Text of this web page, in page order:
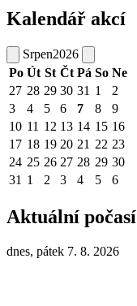
Kalendář akcí
Srpen2026
Po Út St Čt Pá So Ne
27 28 29 30 31 1
2
3
4 5 6 7 8
9
10 11 12 13 14 15 16
17 18 19 20 21 22 23
24 25 26 27 28 29 30
31 1 2 3 4 5 6
Aktuální počasí
dnes, pátek 7. 8. 2026